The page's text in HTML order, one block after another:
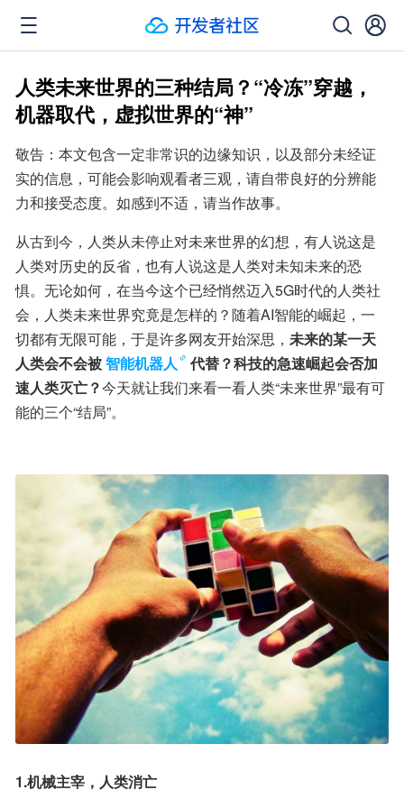
人类未来世界的三种结局？“冷冻”穿越，
机器取代，虚拟世界的“神”
敬告：本文包含一定非常识的边缘知识，以及部分未经证
实的信息，可能会影响观看者三观，请自带良好的分辨能
力和接受态度。如感到不适，请当作故事。
从古到今，人类从未停止对未来世界的幻想，有人说这是
人类对历史的反省，也有人说这是人类对未知未来的恐
惧。无论如何，在当今这个已经悄然迈入5G时代的人类社
会，人类未来世界究竟是怎样的？随着AI智能的崛起，一
切都有无限可能，于是许多网友开始深思， 未来的某一天
人类会不会被智能机器人
代替？科技的急速崛起会否加
速人类灭亡？今天就让我们来看一看人类“未来世界”最有可
能的三个“结局”。
1.机械主宰，人类消亡